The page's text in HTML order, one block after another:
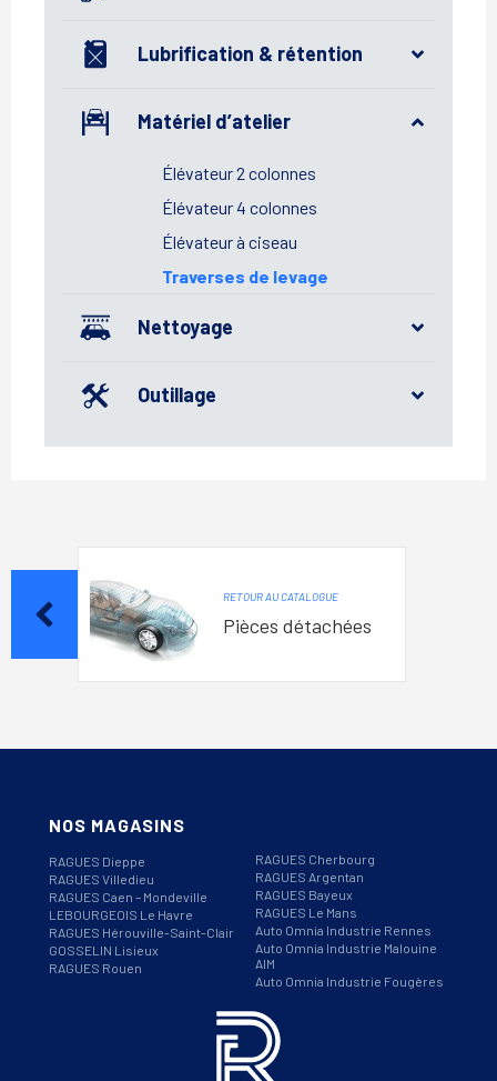
Lubrification & rétention
Matériel d’atelier
Élévateur 2 colonnes
Élévateur 4 colonnes
Élévateur à ciseau
Traverses de levage
Nettoyage
Outillage
RETOUR AU CATALOGUE
Pièces détachées
NOS MAGASINS
RAGUES Dieppe
RAGUES Villedieu
RAGUES Caen – Mondeville
LEBOURGEOIS Le Havre
RAGUES Hérouville-Saint-Clair
GOSSELIN Lisieux
RAGUES Rouen
RAGUES Cherbourg
RAGUES Argentan
RAGUES Bayeux
RAGUES Le Mans
Auto Omnia Industrie Rennes
Auto Omnia Industrie Malouine
AIM
Auto Omnia Industrie Fougères